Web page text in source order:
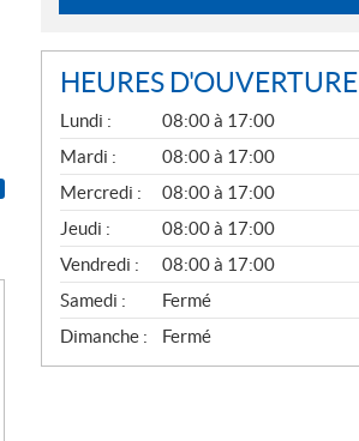
HEURES D'OUVERTURE
G
É
N
É
R
A
L
Lundi :
08:00 à 17:00
Mardi :
08:00 à 17:00
Mercredi :
08:00 à 17:00
Jeudi :
08:00 à 17:00
Vendredi :
08:00 à 17:00
Samedi :
Fermé
Dimanche :
Fermé